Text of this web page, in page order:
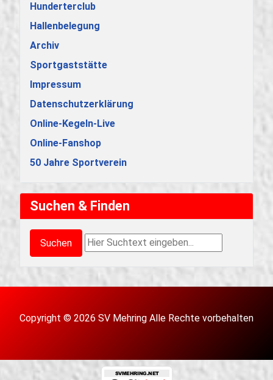
Hunderterclub
Hallenbelegung
Archiv
Sportgaststätte
Impressum
Datenschutzerklärung
Online-Kegeln-Live
Online-Fanshop
50 Jahre Sportverein
Suchen & Finden
Suchen
Suchen & Finden
Copyright © 2026 SV Mehring Alle Rechte vorbehalten